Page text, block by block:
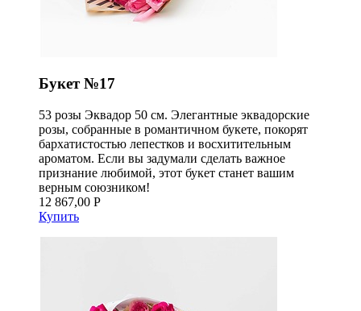
Букет №17
53 розы Эквадор 50 см. Элегантные эквадорские
розы, собранные в романтичном букете, покорят
бархатистостью лепестков и восхитительным
ароматом. Если вы задумали сделать важное
признание любимой, этот букет станет вашим
верным союзником!
12 867,00 Р
Купить